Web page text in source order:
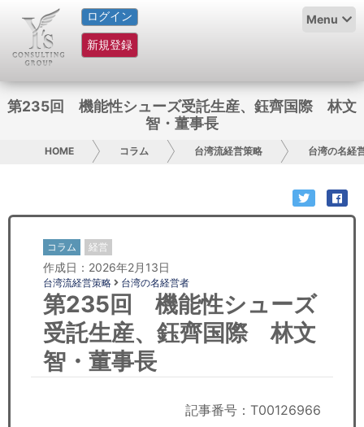
ログイン
新規登録
Menu
HOME
サービス紹介
お問い合わせ
日本人にPR
コンサルティング
リサーチ
セミナー
第235回 機能性シューズ受託生産、鈺齊国際 林文
智・董事長
HOME コラム 台湾流経営策略 台湾の名経
コラム 経営
作成日：2026年2月13日
台湾流経営策略 台湾の名経営者
第235回 機能性シューズ
受託生産、鈺齊国際 林文
智・董事長
記事番号：T00126966